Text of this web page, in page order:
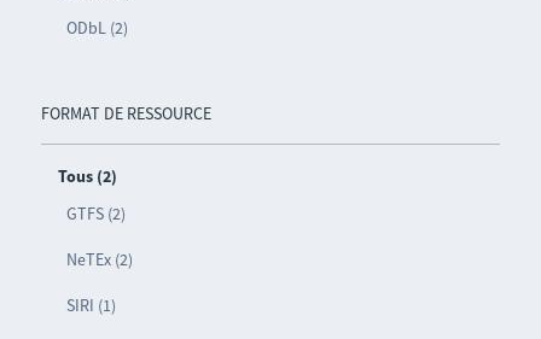
ODbL (2)
FORMAT DE RESSOURCE
Tous (2)
GTFS (2)
NeTEx (2)
SIRI (1)